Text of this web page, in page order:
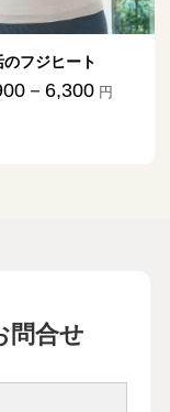
フジヒート
－6,300 円
問合せ